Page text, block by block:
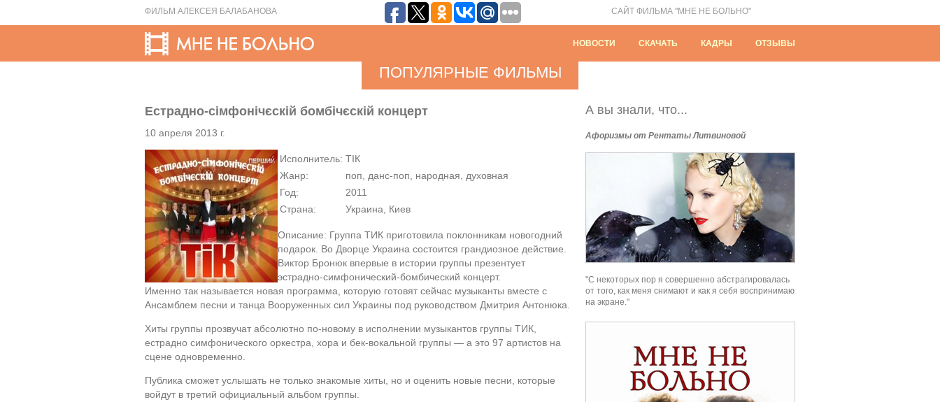
ФИЛЬМ АЛЕКСЕЯ БАЛАБАНОВА САЙТ ФИЛЬМА "МНЕ НЕ БОЛЬНО"
НОВОСТИ СКАЧАТЬ КАДРЫ ОТЗЫВЫ
ПОПУЛЯРНЫЕ ФИЛЬМЫ
Естрадно-сімфонічєскій бомбічєскій концерт
10 апреля 2013 г.
Исполнитель: ТІК
Жанр:
поп, данс-поп, народная, духовная
Год:
2011
Страна:
Украина, Киев
Описание: Группа ТИК приготовила поклонникам новогодний
подарок. Во Дворце Украина состоится грандиозное действие.
Виктор Бронюк впервые в истории группы презентует
эстрадно-симфонический-бомбический концерт.
Именно так называется новая программа, которую готовят сейчас музыканты вместе с
Ансамблем песни и танца Вооруженных сил Украины под руководством Дмитрия Антонюка.
Хиты группы прозвучат абсолютно по-новому в исполнении музыкантов группы ТИК,
естрадно симфонического оркестра, хора и бек-вокальной группы — а это 97 артистов на
сцене одновременно.
Публика сможет услышать не только знакомые хиты, но и оценить новые песни, которые
войдут в третий официальный альбом группы.
А вы знали, что...
Афоризмы от Рентаты Литвиновой
"С некоторых пор я совершенно абстрагировалась
от того, как меня снимают и как я себя воспринимаю
на экране."